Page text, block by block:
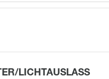
LICHTAUSLASS